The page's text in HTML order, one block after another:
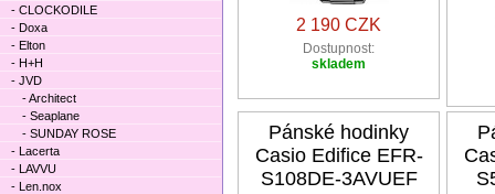
2 190 CZK
Dostupnost:
skladem
Pánské hodinky
Casio Edifice EFR-
S108DE-3AVUEF
- CLOCKODILE
- Doxa
- Elton
- H+H
- JVD
- Architect
- Seaplane
- SUNDAY ROSE
- Lacerta
- LAVVU
- Len.nox